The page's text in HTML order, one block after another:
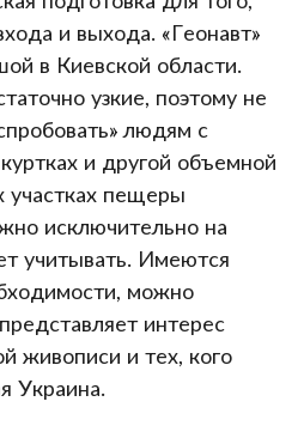
и выхода. «Геонавт»
в Киевской области.
узкие, поэтому не
людям с
и другой объемной
пещеры
исключительно на
учитывать. Имеются
можно
интерес
живописи и тех, кого
Украина.